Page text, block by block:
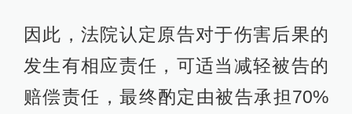
因此，法院认定原告对于伤害后果的
发生有相应责任，可适当减轻被告的
赔偿责任，最终酌定由被告承担70%